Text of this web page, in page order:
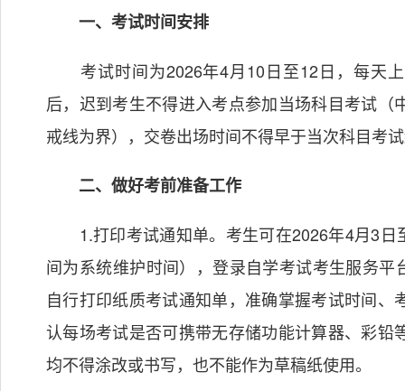
一、考试时间安排
考试时间为2026年4月10日至12日，每天上
后，迟到考生不得进入考点参加当场科目考试
戒线为界），交卷出场时间不得早于当次科目考
二、做好考前准备工作
1.打印考试通知单。考生可在2026年4月3日
间为系统维护时间），登录自学考试考生服务平
自行打印纸质考试通知单，准确掌握考试时间
认每场考试是否可携带无存储功能计算器、彩
均不得涂改或书写，也不能作为草稿纸使用。